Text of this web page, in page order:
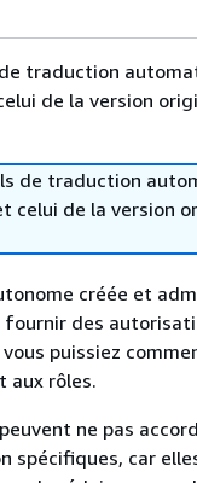
traduction
de la version
de traduction
de la version
créée et
fournir des
puissiez
aux rôles.
ne pas
spécifiques, car